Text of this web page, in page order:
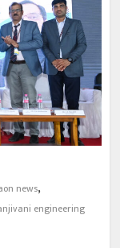
news,
engineering